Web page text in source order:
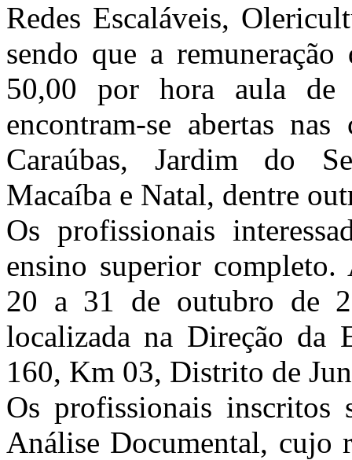
Redes Escaláveis,
sendo que a
50,00 por hora aula de
encontram-se abertas
Caraúbas, Jardim do
Macaíba e Natal, dentre
Os profissionais
ensino superior completo.
20 a 31 de outubro de
localizada na Direção da
160, Km 03, Distrito de
Os profissionais inscritos
Análise Documental, cujo